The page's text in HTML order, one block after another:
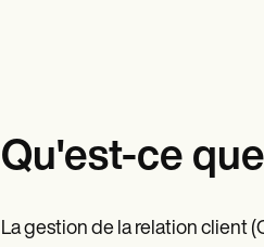
Qu'est-ce
La gestion de la relation client